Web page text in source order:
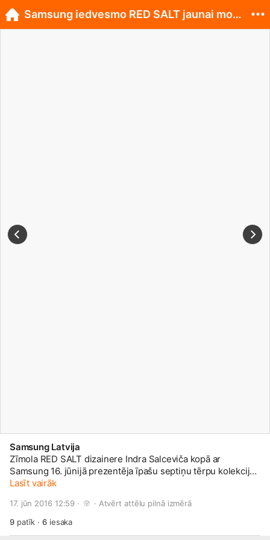
Samsung Latvija
Zīmola RED SALT dizainere Indra Salceviča kopā ar
Samsung 16. jūnijā prezentēja īpašu septiņu tērpu kolekciju
rozā zelta toņos. Māksliniece atzīst, ka, pateicoties
viedtālruni, idejas un skices par rozā modes skati realizētas
dzīvē#manssamsung
Lasīt vairāk
17. jūn 2016 12:59 · · Atvērt attēlu pilnā izmērā
9patīk ·6iesaka
Samsung iedvesmo RED SALT jaunai modes kolekcijai